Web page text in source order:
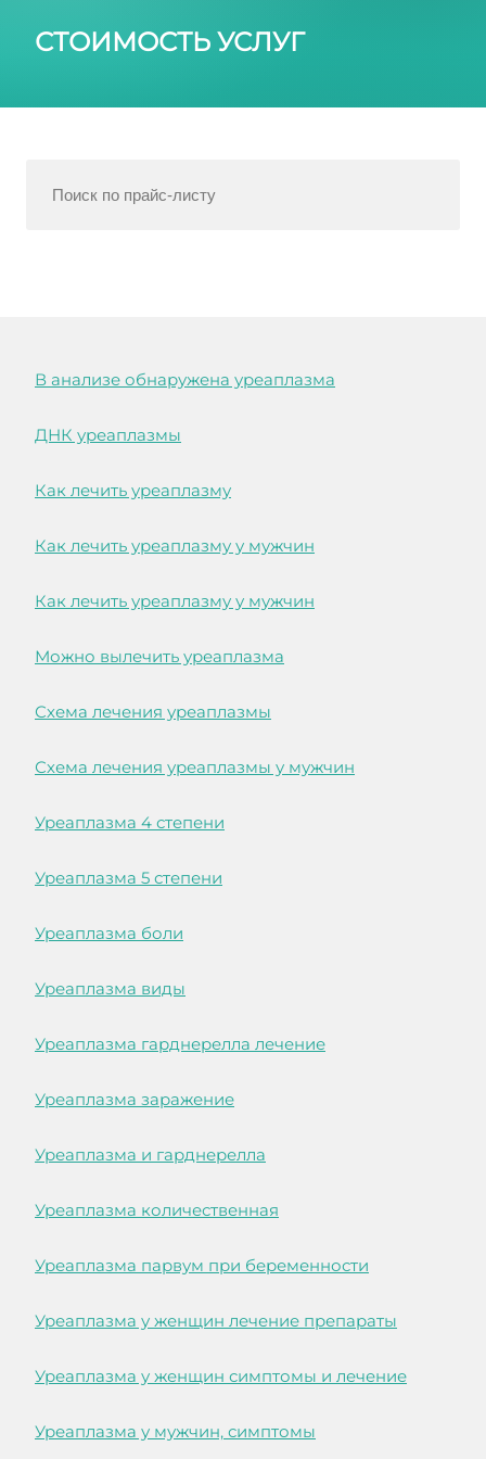
СТОИМОСТЬ УСЛУГ
В анализе обнаружена уреаплазма
ДНК уреаплазмы
Как лечить уреаплазму
Как лечить уреаплазму у мужчин
Как лечить уреаплазму у мужчин
Можно вылечить уреаплазма
Схема лечения уреаплазмы
Схема лечения уреаплазмы у мужчин
Уреаплазма 4 степени
Уреаплазма 5 степени
Уреаплазма боли
Уреаплазма виды
Уреаплазма гарднерелла лечение
Уреаплазма заражение
Уреаплазма и гарднерелла
Уреаплазма количественная
Уреаплазма парвум при беременности
Уреаплазма у женщин лечение препараты
Уреаплазма у женщин симптомы и лечение
Уреаплазма у мужчин, симптомы